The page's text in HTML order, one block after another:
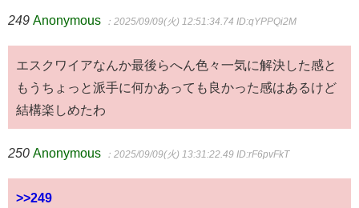
249 Anonymous ：2025/09/09(火) 12:51:34.74 ID:qYPPQi2M
エスクワイアなんか最後らへん色々一気に解決した感と
もうちょっと派手に何かあっても良かった感はあるけど
結構楽しめたわ
250 Anonymous ：2025/09/09(火) 13:31:22.49 ID:rF6pvFkT
>>249